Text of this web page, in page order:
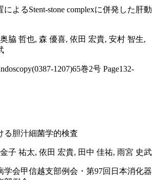
よるStent-stone complexに併発した肝動
脇 哲也, 森 優喜, 依田 宏貴, 安村 智生,
1207)65巻2号 Page132-
胆汁細菌学的検査
子 祐太, 依田 宏貴, 田中 佳祐, 雨宮 史武
学会甲信越支部例会・第97回日本消化器